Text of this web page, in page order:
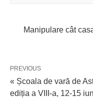
Manipulare cât
PREVIOUS
« Școala de vară de
ediția a VIII-a, 12-15